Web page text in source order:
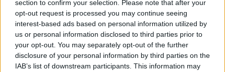
section to confirm your selection. Please note that after your
opt-out request is processed you may continue seeing
interest-based ads based on personal information utilized by
us or personal information disclosed to third parties prior to
your opt-out. You may separately opt-out of the further
disclosure of your personal information by third parties on the
IAB’s list of downstream participants. This information may
ΕΓΓΡΑΦΗ